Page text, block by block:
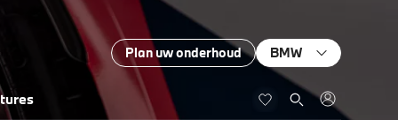
Plan uw onderhoud BMW